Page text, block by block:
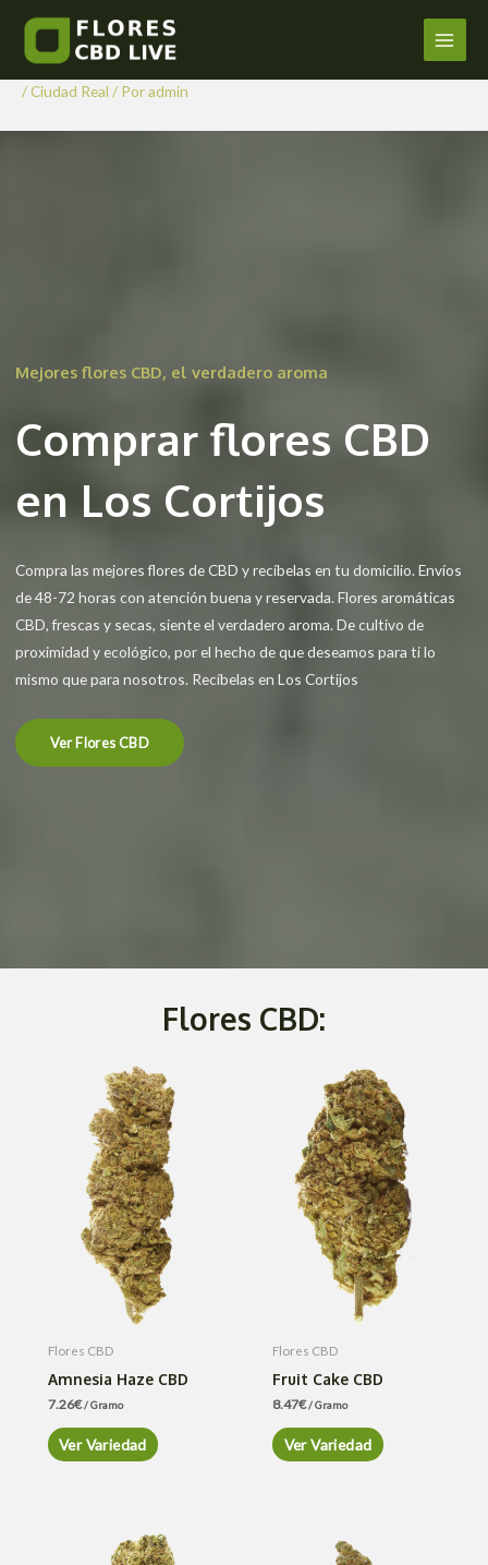
contenido
Main
Comprar Flores CBD en Los
Cortijos
/Ciudad Real / Poradmin
Mejores flores CBD, el verdadero aroma
Comprar flores CBD
en Los Cortijos
Compra las mejores flores de CBD y recíbelas en tu domicilio. Envíos
de 48-72 horas con atención buena y reservada. Flores aromáticas
CBD, frescas y secas, siente el verdadero aroma. De cultivo de
proximidad y ecológico, por el hecho de que deseamos para ti lo
mismo que para nosotros. Recíbelas en Los Cortijos
Ver Flores CBD
Flores CBD:
Flores CBD
Amnesia Haze CBD
7.26€/ Gramo
Ver Variedad
Flores CBD
Fruit Cake CBD
8.47€/ Gramo
Ver Variedad